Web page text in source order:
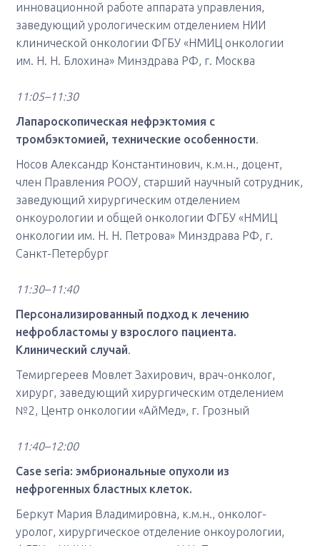
инновационной работе аппарата управления,
заведующий урологическим отделением НИИ
клинической онкологии ФГБУ «НМИЦ онкологии
им. Н. Н. Блохина» Минздрава РФ, г. Москва
11:05–11:30
Лапароскопическая нефрэктомия с
тромбэктомией, технические особенности.
Носов Александр Константинович, к.м.н., доцент,
член Правления РООУ, старший научный сотрудник,
заведующий хирургическим отделением
онкоурологии и общей онкологии ФГБУ «НМИЦ
онкологии им. Н. Н. Петрова» Минздрава РФ, г.
Санкт-Петербург
11:30–11:40
Персонализированный подход к лечению
нефробластомы у взрослого пациента.
Клинический случай.
Темиргереев Мовлет Захирович, врач-онколог,
хирург, заведующий хирургическим отделением
№2, Центр онкологии «АйМед», г. Грозный
11:40–12:00
Case seria: эмбриональные опухоли из
нефрогенных бластных клеток.
Беркут Мария Владимировна, к.м.н., онколог-
уролог, хирургическое отделение онкоурологии,